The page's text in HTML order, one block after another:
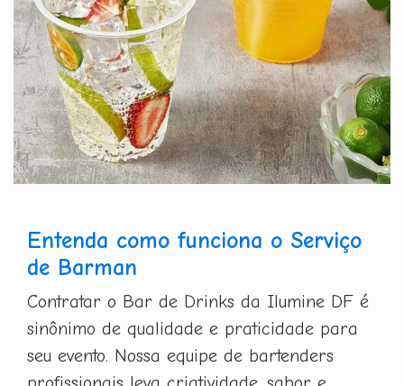
Entenda como funciona o Serviço
de Barman
Contratar o Bar de Drinks da Ilumine DF é
sinônimo de qualidade e praticidade para
seu evento. Nossa equipe de bartenders